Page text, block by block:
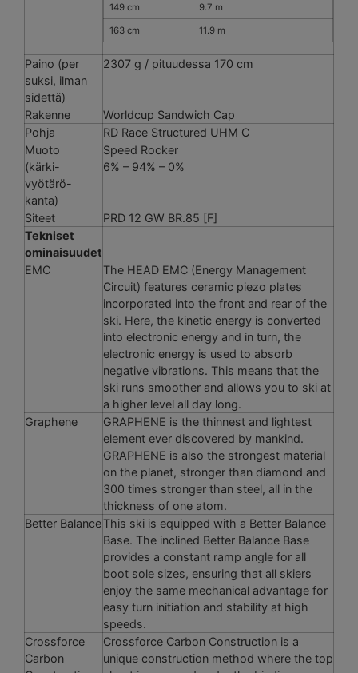
149 cm 9.7 m
163 cm 11.9 m
Paino (per
suksi, ilman
sidettä)
2307 g / pituudessa 170 cm
Rakenne
Worldcup Sandwich Cap
Pohja
RD Race Structured UHM C
Muoto
(kärki-
vyötärö-
kanta)
Speed Rocker
6% – 94% – 0%
Siteet
PRD 12 GW BR.85 [F]
Tekniset
ominaisuudet
EMC
The HEAD EMC (Energy Management
Circuit) features ceramic piezo plates
incorporated into the front and rear of the
ski. Here, the kinetic energy is converted
into electronic energy and in turn, the
electronic energy is used to absorb
negative vibrations. This means that the
ski runs smoother and allows you to ski at
a higher level all day long.
Graphene
GRAPHENE is the thinnest and lightest
element ever discovered by mankind.
GRAPHENE is also the strongest material
on the planet, stronger than diamond and
300 times stronger than steel, all in the
thickness of one atom.
Better BalanceThis ski is equipped with a Better Balance
Base. The inclined Better Balance Base
provides a constant ramp angle for all
boot sole sizes, ensuring that all skiers
enjoy the same mechanical advantage for
easy turn initiation and stability at high
speeds.
Crossforce
Carbon
Crossforce Carbon Construction is a
unique construction method where the top